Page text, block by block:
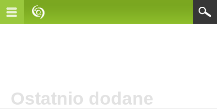
Ostatnio dodane